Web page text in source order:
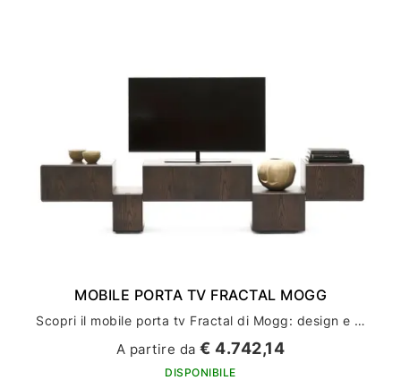
MOBILE PORTA TV FRACTAL MOGG
Scopri il mobile porta tv Fractal di Mogg: design e funzionalità per l'arredamento della tua casa
A partire da€ 4.742,14
DISPONIBILE